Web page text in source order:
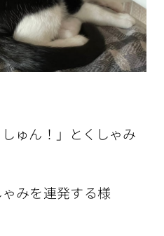
ゅん！」とくしゃみ
みを連発する様